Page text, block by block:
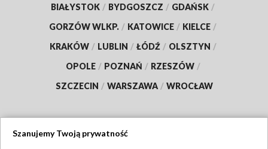
BIAŁYSTOK / BYDGOSZCZ / GDAŃSK /
GORZÓW WLKP. / KATOWICE / KIELCE /
KRAKÓW / LUBLIN / ŁÓDŹ / OLSZTYN /
OPOLE / POZNAŃ / RZESZÓW /
SZCZECIN / WARSZAWA / WROCŁAW
Szanujemy Twoją prywatność